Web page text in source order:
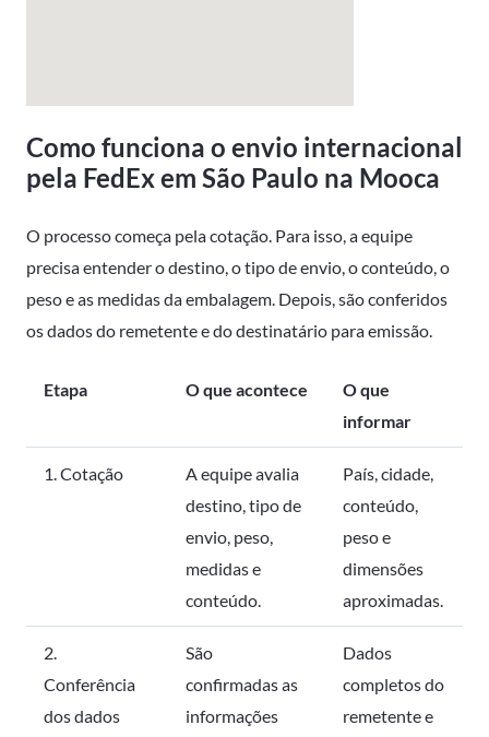
Como funciona o envio internacional
pela FedEx em São Paulo na Mooca
O processo começa pela cotação. Para isso, a equipe
precisa entender o destino, o tipo de envio, o conteúdo, o
peso e as medidas da embalagem. Depois, são conferidos
os dados do remetente e do destinatário para emissão.
Etapa O que acontece
O que
informar
1. Cotação
A equipe avalia
destino, tipo de
envio, peso,
medidas e
conteúdo.
País, cidade,
conteúdo,
peso e
dimensões
aproximadas.
2.
Conferência
dos dados
São
confirmadas as
informações
Dados
completos do
remetente e